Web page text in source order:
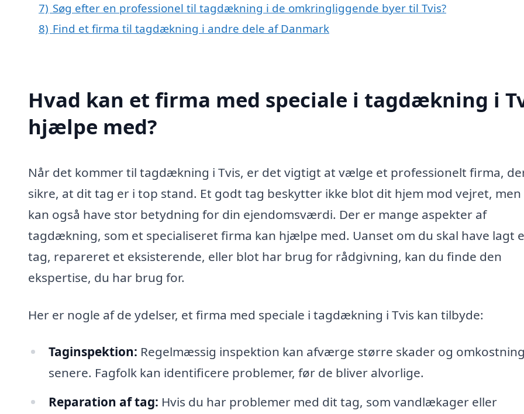
7) Søg efter en professionel til tagdækning i de omkringliggende byer til Tvis?
8) Find et firma til tagdækning i andre dele af Danmark
Hvad kan et firma med speciale i tagdækning i
hjælpe med?
Når det kommer til tagdækning i Tvis, er det vigtigt at vælge et professionelt firma,
sikre, at dit tag er i top stand. Et godt tag beskytter ikke blot dit hjem mod vejret,
kan også have stor betydning for din ejendomsværdi. Der er mange aspekter af
tagdækning, som et specialiseret firma kan hjælpe med. Uanset om du skal have lagt
tag, repareret et eksisterende, eller blot har brug for rådgivning, kan du finde den
ekspertise, du har brug for.
Her er nogle af de ydelser, et firma med speciale i tagdækning i Tvis kan tilbyde:
Taginspektion: Regelmæssig inspektion kan afværge større skader og
senere. Fagfolk kan identificere problemer, før de bliver alvorlige.
Reparation af tag: Hvis du har problemer med dit tag, som vandlækager eller